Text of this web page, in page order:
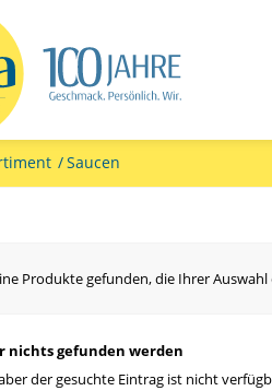
/Saucen
Produkte gefunden, die Ihrer
nichts gefunden werden
der gesuchte Eintrag ist nicht